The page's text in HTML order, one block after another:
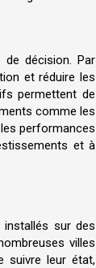
décision. Par
et réduire les
permettent de
comme les
performances
et à
installés sur des
villes
suivre leur état,